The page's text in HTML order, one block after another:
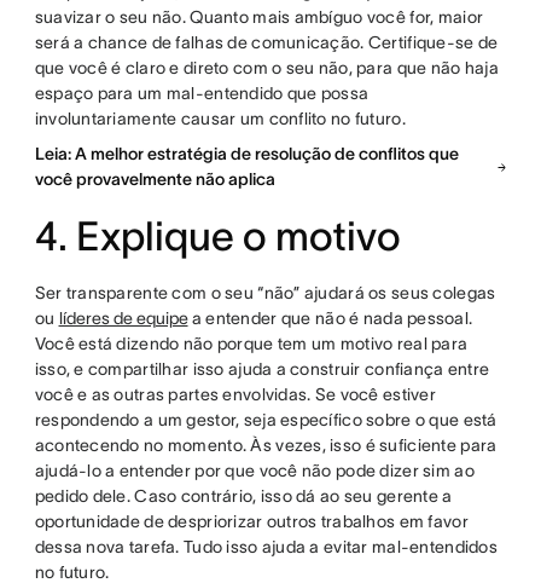
suavizar o seu não. Quanto mais ambíguo você for, maior
será a chance de falhas de comunicação. Certifique-se de
que você é claro e direto com o seu não, para que não haja
espaço para um mal-entendido que possa
involuntariamente causar um conflito no futuro.
Leia: A melhor estratégia de resolução de conflitos que
você provavelmente não aplica
4. Explique o motivo
Ser transparente com o seu “não” ajudará os seus colegas
ou líderes de equipea entender que não é nada pessoal.
Você está dizendo não porque tem um motivo real para
isso, e compartilhar isso ajuda a construir confiança entre
você e as outras partes envolvidas. Se você estiver
respondendo a um gestor, seja específico sobre o que está
acontecendo no momento. Às vezes, isso é suficiente para
ajudá-lo a entender por que você não pode dizer sim ao
pedido dele. Caso contrário, isso dá ao seu gerente a
oportunidade de despriorizar outros trabalhos em favor
dessa nova tarefa. Tudo isso ajuda a evitar mal-entendidos
no futuro.